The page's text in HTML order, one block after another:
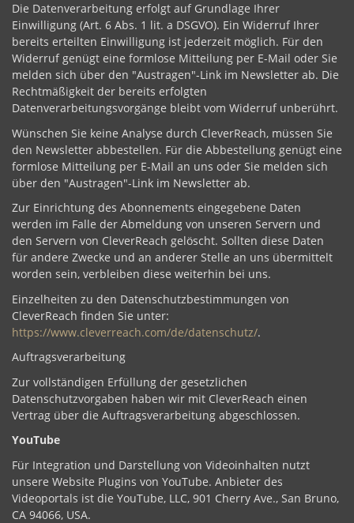
Die Datenverarbeitung erfolgt auf Grundlage Ihrer
Einwilligung (Art. 6 Abs. 1 lit. a DSGVO). Ein Widerruf Ihrer
bereits erteilten Einwilligung ist jederzeit möglich. Für den
Widerruf genügt eine formlose Mitteilung per E-Mail oder Sie
melden sich über den "Austragen"-Link im Newsletter ab. Die
Rechtmäßigkeit der bereits erfolgten
Datenverarbeitungsvorgänge bleibt vom Widerruf unberührt.
Wünschen Sie keine Analyse durch CleverReach, müssen Sie
den Newsletter abbestellen. Für die Abbestellung genügt eine
formlose Mitteilung per E-Mail an uns oder Sie melden sich
über den "Austragen"-Link im Newsletter ab.
Zur Einrichtung des Abonnements eingegebene Daten
werden im Falle der Abmeldung von unseren Servern und
den Servern von CleverReach gelöscht. Sollten diese Daten
für andere Zwecke und an anderer Stelle an uns übermittelt
worden sein, verbleiben diese weiterhin bei uns.
Einzelheiten zu den Datenschutzbestimmungen von
CleverReach finden Sie unter:
https://www.cleverreach.com/de/datenschutz/.
Auftragsverarbeitung
Zur vollständigen Erfüllung der gesetzlichen
Datenschutzvorgaben haben wir mit CleverReach einen
Vertrag über die Auftragsverarbeitung abgeschlossen.
YouTube
Für Integration und Darstellung von Videoinhalten nutzt
unsere Website Plugins von YouTube. Anbieter des
Videoportals ist die YouTube, LLC, 901 Cherry Ave., San Bruno,
CA 94066, USA.